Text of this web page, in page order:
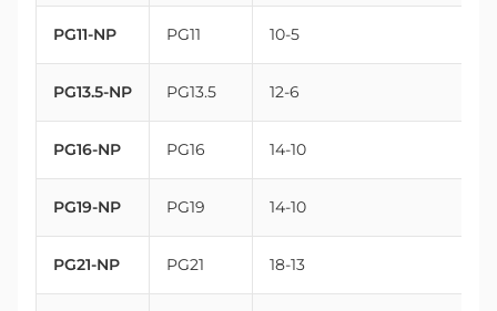
PG11-NP PG11 10-5
PG13.5-NP PG13.5 12-6
PG16-NP PG16 14-10
PG19-NP PG19 14-10
PG21-NP PG21 18-13